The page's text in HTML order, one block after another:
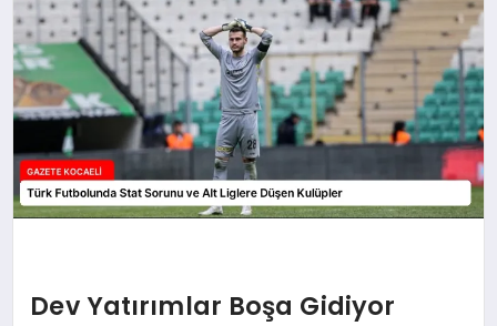
DÜNYA
SAĞLIK
EĞITIM
Dev Yatırımlar Boşa Gidiyor